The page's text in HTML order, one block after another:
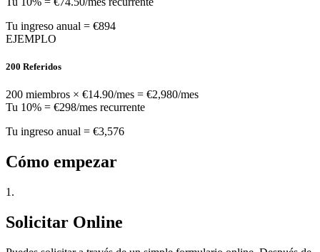
Tu ingreso anual = €894
EJEMPLO
200 Referidos
200 miembros × €14.90/mes = €2,980/mes
Tu 10% = €298/mes recurrente
Tu ingreso anual = €3,576
Cómo empezar
1.
Solicitar Online